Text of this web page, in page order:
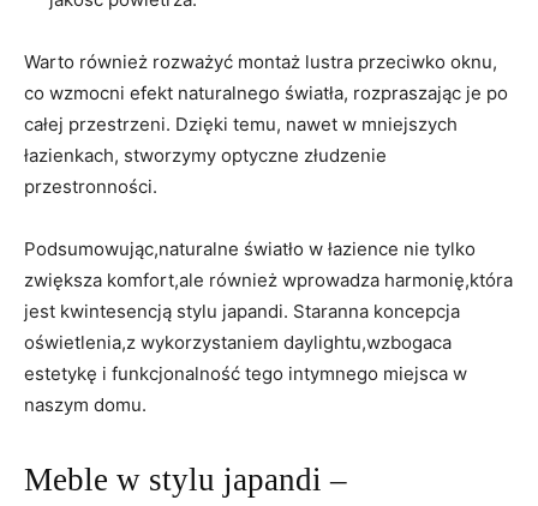
Warto również rozważyć montaż lustra przeciwko oknu,
co wzmocni efekt naturalnego światła, rozpraszając je po
całej przestrzeni. Dzięki temu, nawet w mniejszych
łazienkach, stworzymy optyczne złudzenie
przestronności.
Podsumowując,naturalne światło w łazience nie tylko
zwiększa komfort,ale również wprowadza harmonię,która
jest kwintesencją stylu japandi. Staranna koncepcja
oświetlenia,z wykorzystaniem daylightu,wzbogaca
estetykę i funkcjonalność tego intymnego miejsca w
naszym domu.
Meble w stylu japandi –